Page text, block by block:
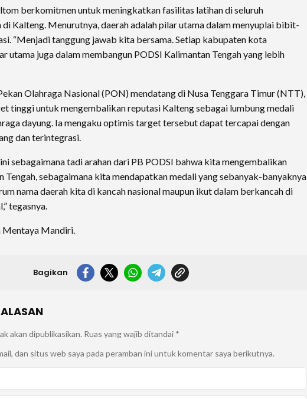
berkomitmen untuk meningkatkan fasilitas latihan di seluruh
Kalteng. Menurutnya, daerah adalah pilar utama dalam menyuplai bibit-
“Menjadi tanggung jawab kita bersama. Setiap kabupaten kota
utama juga dalam membangun PODSI Kalimantan Tengah yang lebih
Olahraga Nasional (PON) mendatang di Nusa Tenggara Timur (NTT),
tinggi untuk mengembalikan reputasi Kalteng sebagai lumbung medali
dayung. Ia mengaku optimis target tersebut dapat tercapai dengan
dan terintegrasi.
sebagaimana tadi arahan dari PB PODSI bahwa kita mengembalikan
Tengah, sebagaimana kita mendapatkan medali yang sebanyak-banyaknya
nama daerah kita di kancah nasional maupun ikut dalam berkancah di
tegasnya.
Mandiri.
Bagikan
akan dipublikasikan. Ruas yang wajib ditandai *
dan situs web saya pada peramban ini untuk komentar saya berikutnya.